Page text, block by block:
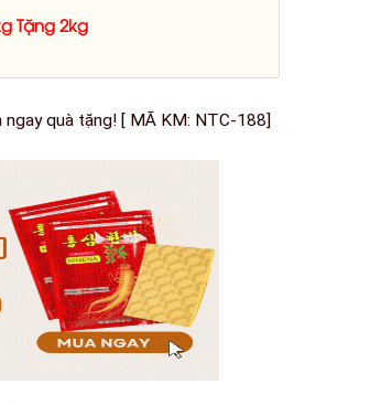
Tặng 2kg
ngay quà tặng! [ MÃ KM: NTC-188]